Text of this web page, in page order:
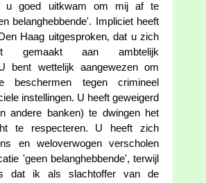
u goed uitkwam om mij af te
belanghebbende'. Impliciet heeft
Haag uitgesproken, dat u zich
gemaakt aan ambtelijk
bent wettelijk aangewezen om
beschermen tegen crimineel
instellingen. U heeft geweigerd
andere banken) te dwingen het
te respecteren. U heeft zich
en weloverwogen verscholen
'geen belanghebbende', terwijl
dat ik als slachtoffer van de